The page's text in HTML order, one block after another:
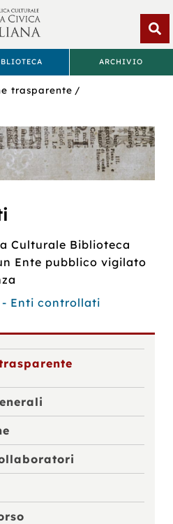
ARCHIVIO
Bertoliana
trasparente
Culturale Biblioteca
Ente pubblico vigilato
- Enti controllati